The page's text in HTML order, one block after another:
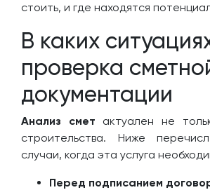
стоить, и где находятся
В каких
проверка
документации
Анализ смет актуален не
строительства. Ниже
случаи, когда эта услуга
Перед подписанием